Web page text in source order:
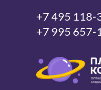
+7 495 118-
+7 995 657-